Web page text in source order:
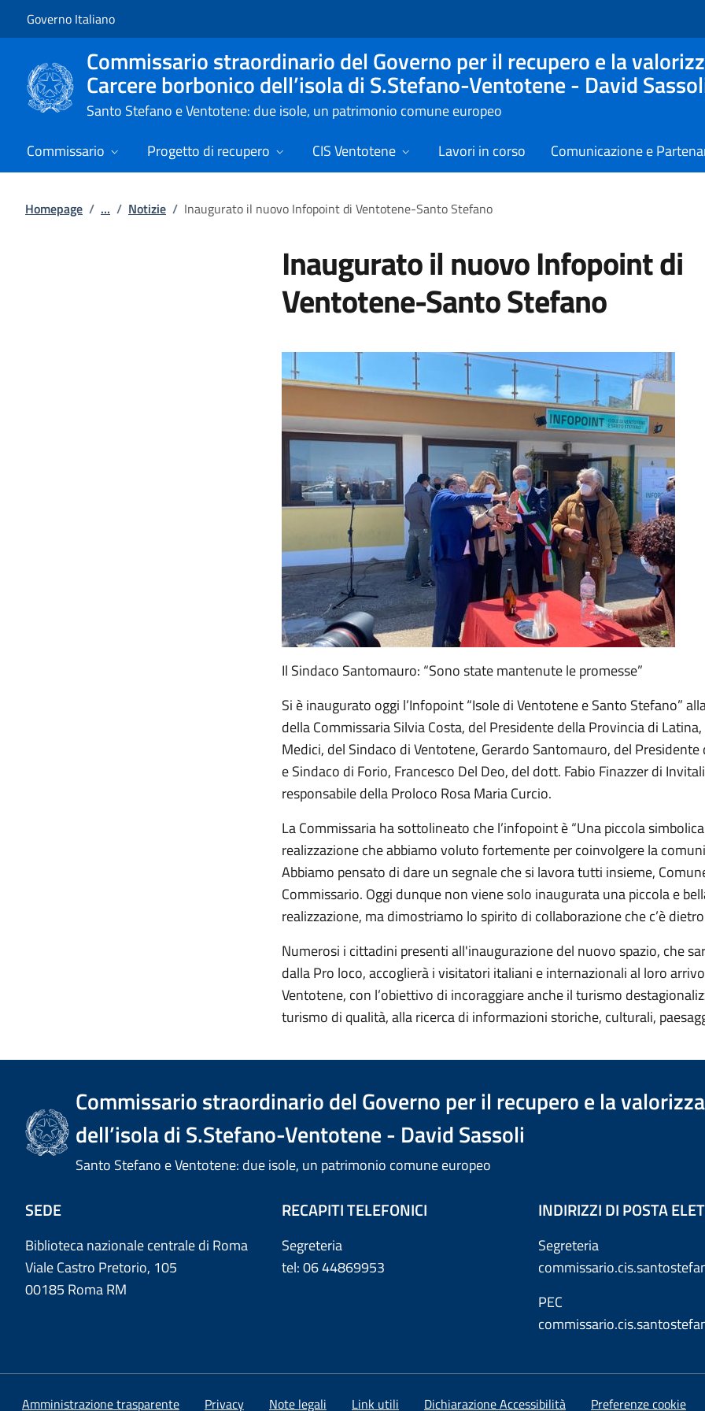
Governo Italiano
Commissario straordinario del Governo per il recupero e la
Carcere borbonico dell’isola di S.Stefano-Ventotene - David
Santo Stefano e Ventotene: due isole, un patrimonio comune europeo
Commissario Progetto di recupero CIS Ventotene Lavori in corso Comunicazione e
Homepage / ... / Notizie / Inaugurato il nuovo Infopoint di Ventotene-Santo Stefano
Inaugurato il nuovo Infopoint di
Ventotene-Santo Stefano
Il Sindaco Santomauro: “Sono state mantenute le promesse”
Si è inaugurato oggi l’Infopoint “Isole di Ventotene e Santo Stefano”
della Commissaria Silvia Costa, del Presidente della Provincia di Latina,
Medici, del Sindaco di Ventotene, Gerardo Santomauro, del Presidente
e Sindaco di Forio, Francesco Del Deo, del dott. Fabio Finazzer di
responsabile della Proloco Rosa Maria Curcio.
La Commissaria ha sottolineato che l’infopoint è “Una piccola simbolica
realizzazione che abbiamo voluto fortemente per coinvolgere la
Abbiamo pensato di dare un segnale che si lavora tutti insieme,
Commissario. Oggi dunque non viene solo inaugurata una piccola e
realizzazione, ma dimostriamo lo spirito di collaborazione che c’è
Numerosi i cittadini presenti all'inaugurazione del nuovo spazio, che
dalla Pro loco, accoglierà i visitatori italiani e internazionali al loro
Ventotene, con l’obiettivo di incoraggiare anche il turismo
turismo di qualità, alla ricerca di informazioni storiche, culturali,
Commissario straordinario del Governo per il recupero e la
dell’isola di S.Stefano-Ventotene - David Sassoli
Santo Stefano e Ventotene: due isole, un patrimonio comune europeo
SEDE
Biblioteca nazionale centrale di Roma
Viale Castro Pretorio, 105
00185 Roma RM
RECAPITI TELEFONICI
Segreteria
tel: 06 44869953
INDIRIZZI DI POSTA
Segreteria
PEC
Amministrazione trasparente Privacy Note legali Link utili Dichiarazione Accessibilità Preferenze cookie